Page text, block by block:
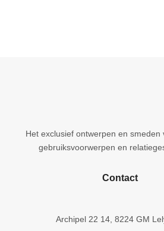
Het exclusief ontwerpen en smeden
gebruiksvoorwerpen en
Contact
Archipel 22 14, 8224 GM